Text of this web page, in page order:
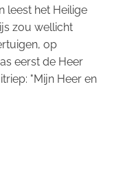
leest het Heilige
zou wellicht
op
eerst de Heer
"Mijn Heer en